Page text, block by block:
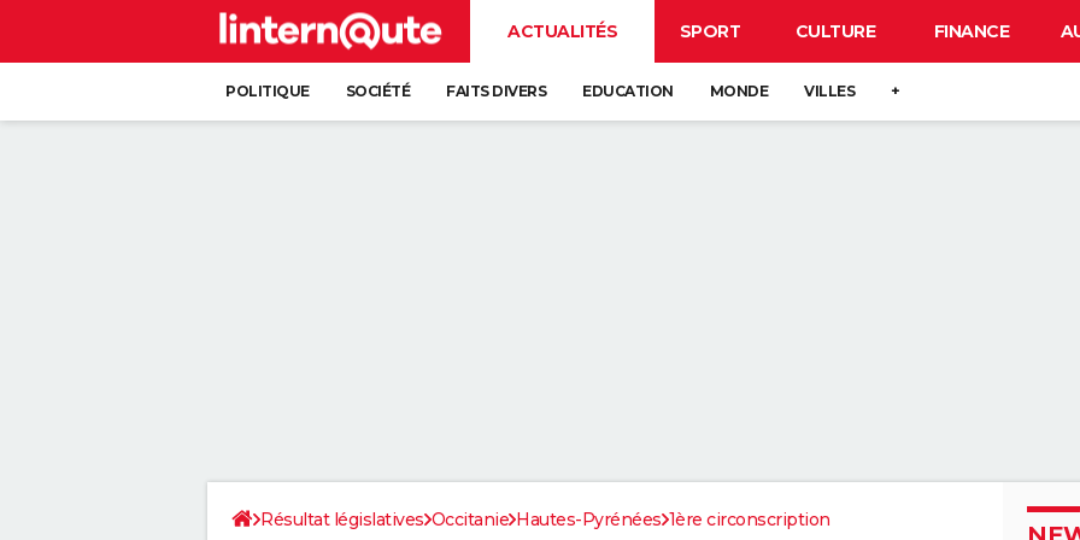
ACTUALITÉS SPORT CULTURE FINANCE
POLITIQUE SOCIÉTÉ FAITS DIVERS EDUCATION MONDE VILLES +
Résultat législatives Occitanie Hautes-Pyrénées 1ère circonscription